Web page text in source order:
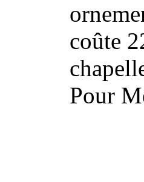
coûte
Pour